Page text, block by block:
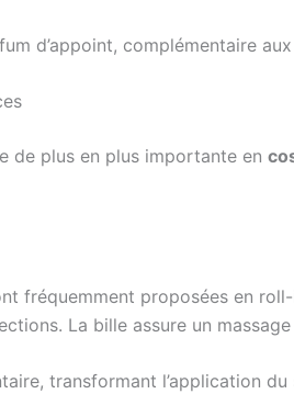
d’appoint, complémentaire
de plus en plus importante en
fréquemment proposées en
La bille assure un
transformant l’application